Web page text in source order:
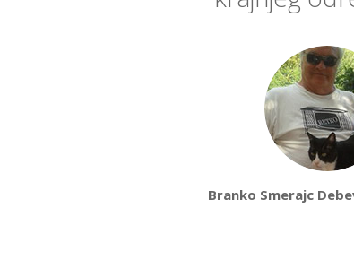
Branko Smerajc